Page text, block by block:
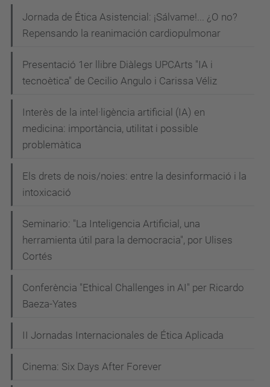
Jornada de Ética Asistencial: ¡Sálvame!... ¿O no?
Repensando la reanimación cardiopulmonar
Presentació 1er llibre Diàlegs UPCArts "IA i
tecnoètica" de Cecilio Angulo i Carissa Véliz
Interès de la intel·ligència artificial (IA) en
medicina: importància, utilitat i possible
problemàtica
Els drets de nois/noies: entre la desinformació i la
intoxicació
Seminario: "La Inteligencia Artificial, una
herramienta útil para la democracia", por Ulises
Cortés
Conferència "Ethical Challenges in AI" per Ricardo
Baeza-Yates
II Jornadas Internacionales de Ética Aplicada
Cinema: Six Days After Forever